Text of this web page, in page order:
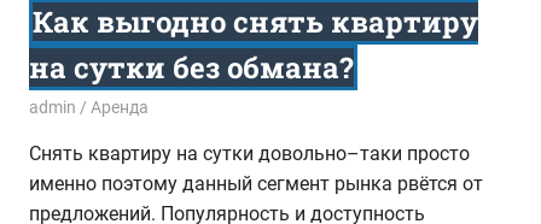
Как выгодно снять квартиру
на сутки без обмана?
27.03.2014
admin Аренда
Снять квартиру на сутки довольно–таки просто
именно поэтому данный сегмент рынка рвётся от
предложений. Популярность и доступность